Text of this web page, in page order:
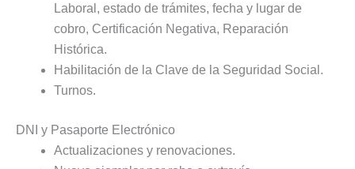
Laboral, estado de trámites, fecha y lugar de
cobro, Certificación Negativa, Reparación
Histórica.
Habilitación de la Clave de la Seguridad Social.
Turnos.
DNI y Pasaporte Electrónico
Actualizaciones y renovaciones.